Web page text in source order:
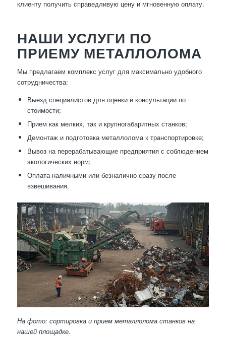
клиенту получить справедливую цену и мгновенную оплату.
НАШИ УСЛУГИ ПО
ПРИЕМУ МЕТАЛЛОЛОМА
Мы предлагаем комплекс услуг для максимально удобного
сотрудничества:
Выезд специалистов для оценки и консультации по
стоимости;
Прием как мелких, так и крупногабаритных станков;
Демонтаж и подготовка металлолома к транспортировке;
Вывоз на перерабатывающие предприятия с соблюдением
экологических норм;
Оплата наличными или безналично сразу после
взвешивания.
На фото: сортировка и прием металлолома станков на
нашей площадке.